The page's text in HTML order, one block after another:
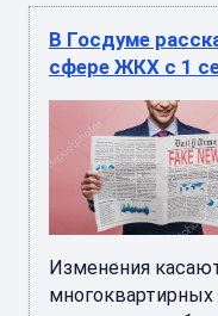
В Госдуме
сфере ЖКХ с 1
Изменения